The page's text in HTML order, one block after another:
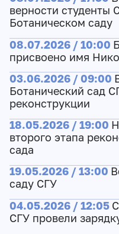
верности студенты
Ботаническом саду
08.07.2026 / 10:00
присвоено имя
03.06.2026 / 09:00
Ботанический сад
реконструкции
18.05.2026 / 19:00
второго этапа
сада
19.05.2026 / 13:00
саду СГУ
04.05.2026 / 12:05
СГУ провели